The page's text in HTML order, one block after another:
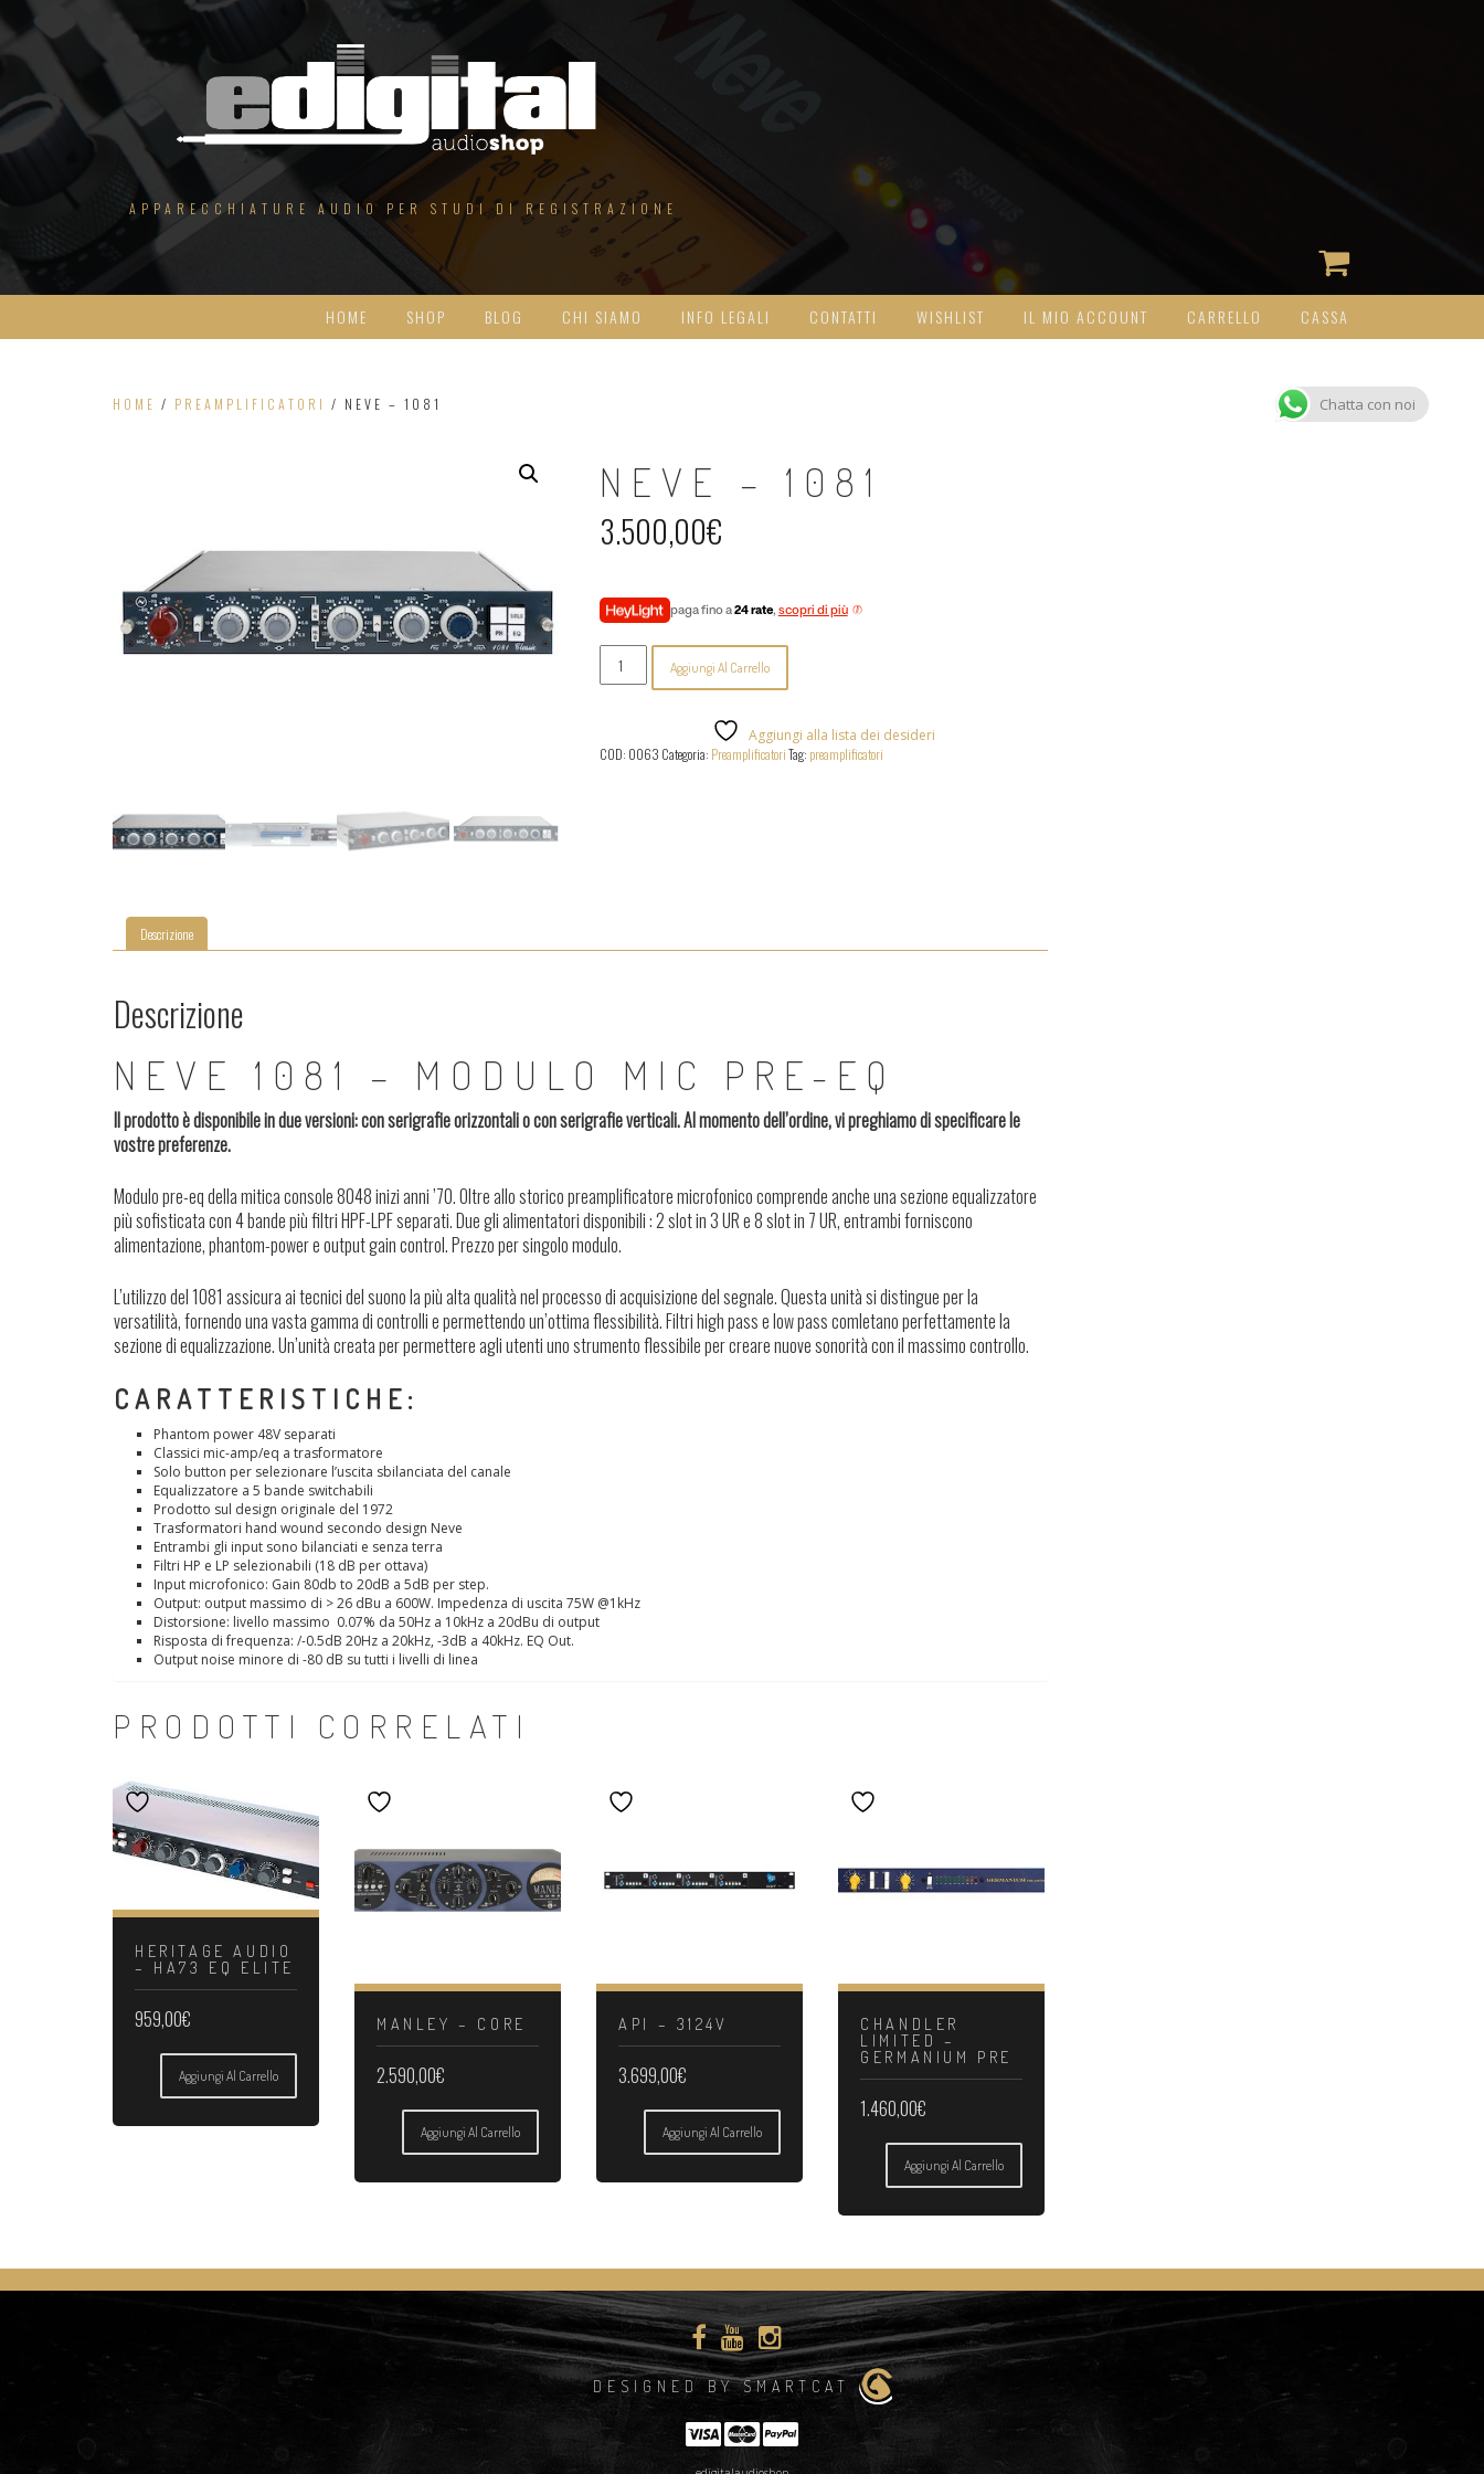
Salta
al
contenuto
APPARECCHIATURE AUDIO PER STUDI DI REGISTRAZIONE
HOME SHOP BLOG CHI SIAMO INFO LEGALI CONTATTI WISHLIST IL MIO ACCOUNT CARRELLO CASSA
HOME / PREAMPLIFICATORI / NEVE – 1081
NEVE – 1081
3.500,00€
paga fino a24 rate, scopri di più
1081
Aggiungi Al Carrello
Aggiungi alla lista dei desideri
COD: 0063 Categoria: PreamplificatoriTag: preamplificatori
Descrizione
Descrizione
NEVE 1081 – MODULO MIC PRE-EQ
Il prodotto è disponibile in due versioni: con serigrafie orizzontali o con serigrafie verticali. Al momento dell’ordine, vi preghiamo di specificare le
vostre preferenze.
Modulo pre-eq della mitica console 8048 inizi anni ’70. Oltre allo storico preamplificatore microfonico comprende anche una sezione equalizzatore
più sofisticata con 4 bande più filtri HPF-LPF separati. Due gli alimentatori disponibili : 2 slot in 3 UR e 8 slot in 7 UR, entrambi forniscono
alimentazione, phantom-power e output gain control. Prezzo per singolo modulo.
L’utilizzo del 1081 assicura ai tecnici del suono la più alta qualità nel processo di acquisizione del segnale. Questa unità si distingue per la
versatilità, fornendo una vasta gamma di controlli e permettendo un’ottima flessibilità. Filtri high pass e low pass comletano perfettamente la
sezione di equalizzazione. Un’unità creata per permettere agli utenti uno strumento flessibile per creare nuove sonorità con il massimo controllo.
CARATTERISTICHE:
Phantom power 48V separati
Classici mic-amp/eq a trasformatore
Solo button per selezionare l’uscita sbilanciata del canale
Equalizzatore a 5 bande switchabili
Prodotto sul design originale del 1972
Trasformatori hand wound secondo design Neve
Entrambi gli input sono bilanciati e senza terra
Filtri HP e LP selezionabili (18 dB per ottava)
Input microfonico: Gain 80db to 20dB a 5dB per step.
Output: output massimo di > 26 dBu a 600W. Impedenza di uscita 75W @1kHz
Distorsione: livello massimo 0.07% da 50Hz a 10kHz a 20dBu di output
Risposta di frequenza: /-0.5dB 20Hz a 20kHz, -3dB a 40kHz. EQ Out.
Output noise minore di -80 dB su tutti i livelli di linea
PRODOTTI CORRELATI
HERITAGE AUDIO
– HA73 EQ ELITE
959,00€
Aggiungi Al Carrello
MANLEY – CORE
2.590,00€
Aggiungi Al Carrello
API – 3124V
3.699,00€
Aggiungi Al Carrello
CHANDLER
LIMITED –
GERMANIUM PRE
1.460,00€
Aggiungi Al Carrello
DESIGNED BY SMARTCAT
Chatta con noi